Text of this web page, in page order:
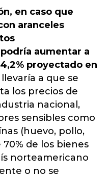
en caso que
aranceles
aumentar a
proyectado en
llevaría a que se
los precios de
nacional,
sensibles como
(huevo, pollo,
70% de los bienes
norteamericano
o no se